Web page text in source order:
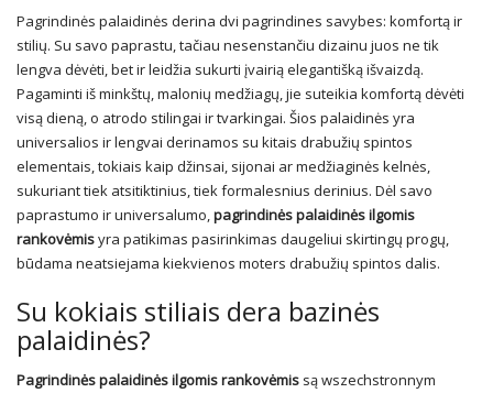
Pagrindinės palaidinės derina dvi pagrindines savybes: komfortą ir
stilių. Su savo paprastu, tačiau nesenstančiu dizainu juos ne tik
lengva dėvėti, bet ir leidžia sukurti įvairią elegantišką išvaizdą.
Pagaminti iš minkštų, malonių medžiagų, jie suteikia komfortą dėvėti
visą dieną, o atrodo stilingai ir tvarkingai. Šios palaidinės yra
universalios ir lengvai derinamos su kitais drabužių spintos
elementais, tokiais kaip džinsai, sijonai ar medžiaginės kelnės,
sukuriant tiek atsitiktinius, tiek formalesnius derinius. Dėl savo
paprastumo ir universalumo,pagrindinės palaidinės ilgomis
rankovėmisyra patikimas pasirinkimas daugeliui skirtingų progų,
būdama neatsiejama kiekvienos moters drabužių spintos dalis.
Su kokiais stiliais dera bazinės
palaidinės?
Pagrindinės palaidinės ilgomis rankovėmis są wszechstronnym